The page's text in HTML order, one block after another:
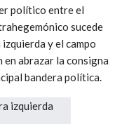
político entre el
sucede
y el campo
abrazar la consigna
bandera política.